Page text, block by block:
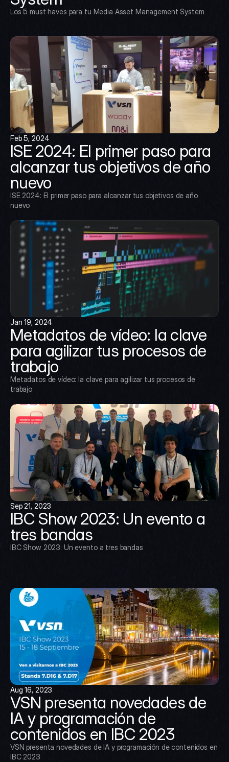
Los 5 must haves para tu Media Asset Management System
Feb 5, 2024
ISE 2024: El primer paso para
alcanzar tus objetivos de año
nuevo
ISE 2024: El primer paso para alcanzar tus objetivos de año
nuevo
Jan 19, 2024
Metadatos de vídeo: la clave
para agilizar tus procesos de
trabajo
Metadatos de vídeo: la clave para agilizar tus procesos de
trabajo
Sep 21, 2023
IBC Show 2023: Un evento a
tres bandas
IBC Show 2023: Un evento a tres bandas
Aug 16, 2023
VSN presenta novedades de
IA y programación de
contenidos en IBC 2023
VSN presenta novedades de IA y programación de contenidos en
IBC 2023